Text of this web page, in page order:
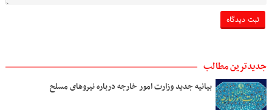
جدیدترین مطالب
بیانیه جدید وزارت امور خارجه درباره نیروهای مسلح